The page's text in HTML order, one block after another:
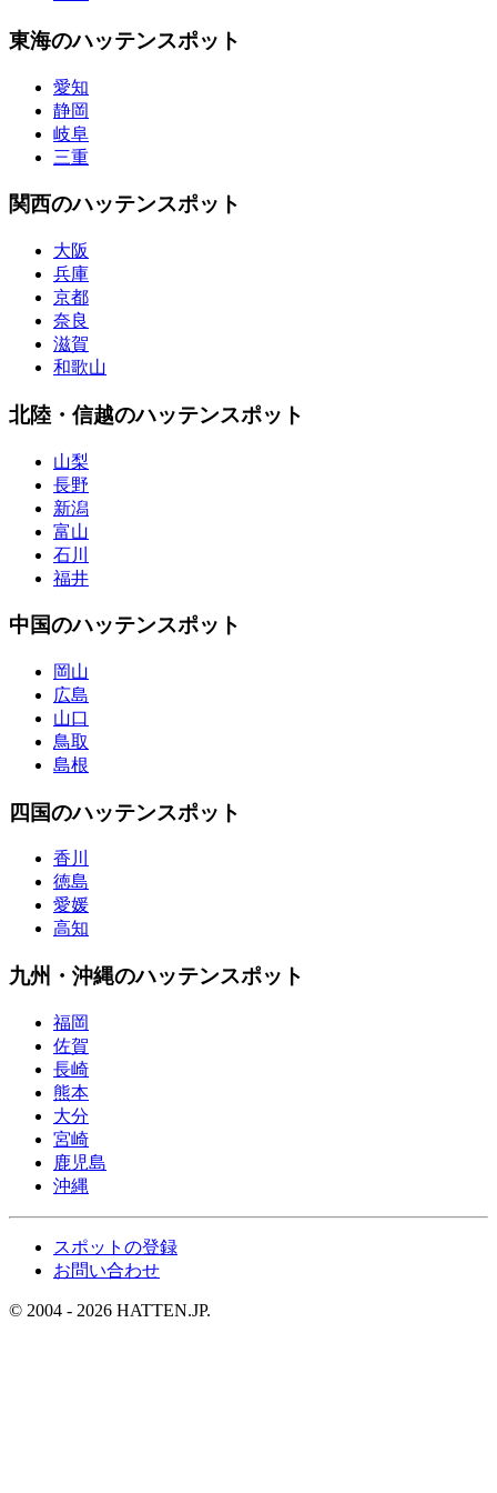
東海のハッテンスポット
愛知
静岡
岐阜
三重
関西のハッテンスポット
大阪
兵庫
京都
奈良
滋賀
和歌山
北陸・信越のハッテンスポット
山梨
長野
新潟
富山
石川
福井
中国のハッテンスポット
岡山
広島
山口
鳥取
島根
四国のハッテンスポット
香川
徳島
愛媛
高知
九州・沖縄のハッテンスポット
福岡
佐賀
長崎
熊本
大分
宮崎
鹿児島
沖縄
スポットの登録
お問い合わせ
© 2004 - 2026 HATTEN.JP.